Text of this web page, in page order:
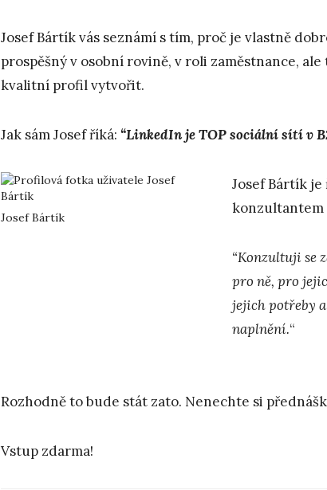
Josef Bártík vás seznámí s tím, proč je vlastně
prospěšný v osobní rovině, v roli zaměstnance,
kvalitní profil vytvořit.
Jak sám Josef říká: “LinkedIn je TOP sociální sítí v
Josef Bártík
Josef Bártík
konzultantem
“Konzultuji se
pro ně, pro
jejich potřeby
naplnění.“
Rozhodně to bude stát zato. Nenechte si
Vstup zdarma!